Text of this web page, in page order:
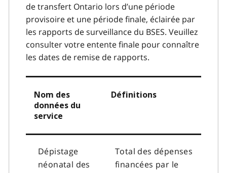
de transfert Ontario lors d’une période
provisoire et une période finale, éclairée par
les rapports de surveillance du BSES. Veuillez
consulter votre entente finale pour connaître
les dates de remise de rapports.
Nom des
données du
service
Définitions
Dépistage
néonatal des
Total des dépenses
financées par le